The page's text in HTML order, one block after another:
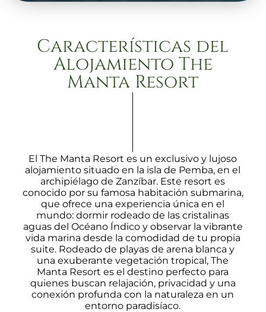
Características del
Alojamiento The
Manta Resort
El The Manta Resort es un exclusivo y lujoso
alojamiento situado en la isla de Pemba, en el
archipiélago de Zanzíbar. Este resort es
conocido por su famosa habitación submarina,
que ofrece una experiencia única en el
mundo: dormir rodeado de las cristalinas
aguas del Océano Índico y observar la vibrante
vida marina desde la comodidad de tu propia
suite. Rodeado de playas de arena blanca y
una exuberante vegetación tropical, The
Manta Resort es el destino perfecto para
quienes buscan relajación, privacidad y una
conexión profunda con la naturaleza en un
entorno paradisíaco.